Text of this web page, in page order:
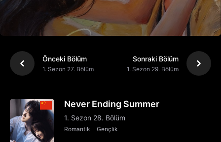
Önceki Bölüm
1. Sezon 27. Bölüm
Sonraki Bölüm
1. Sezon 29. Bölüm
Never Ending Summer
1. Sezon 28. Bölüm
Romantik Gençlik